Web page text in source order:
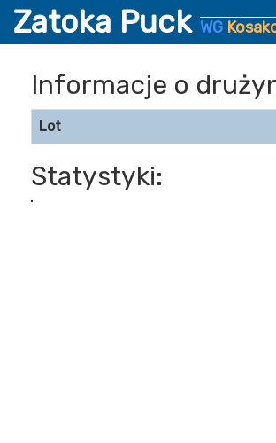
Zatoka Puck WG
Informacje o
Lot
Statystyki: